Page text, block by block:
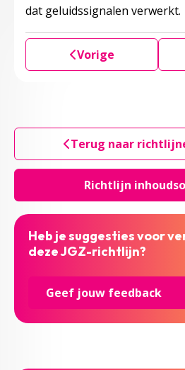
Richtlijn
dat geluidssignalen verwerkt.
Vorige
Terug naar
Heb je suggesties voor
deze JGZ-richtlijn?
Geef jouw feedback